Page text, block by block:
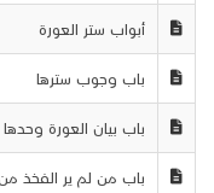
أبواب ستر العورة
باب وجوب سترها
باب بيان العورة وحدها
باب من لم ير الفخذ